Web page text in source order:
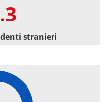
stranieri